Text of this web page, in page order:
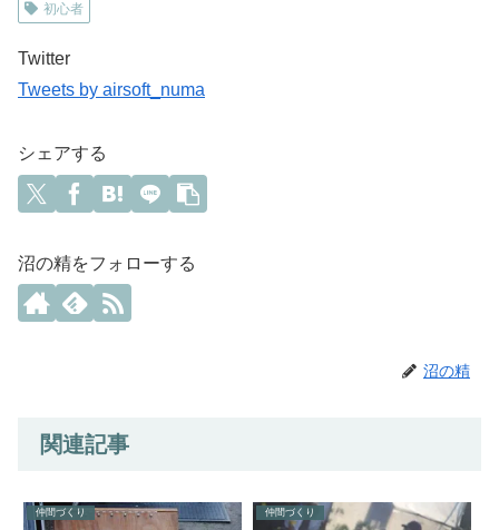
初心者
Twitter
Tweets by airsoft_numa
シェアする
沼の精をフォローする
沼の精
関連記事
仲間づくり 仲間づくり